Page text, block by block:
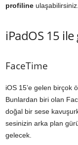
profiline ulaşabilirsiniz.
iPadOS 15
FaceTime
iOS 15’e gelen birçok
Bunlardan biri olan
doğal bir sese
sesinizin arka plan
gelecek.